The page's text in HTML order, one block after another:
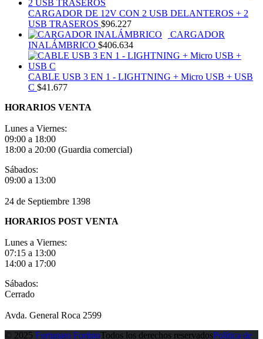
CARGADOR DE 12V CON 2 USB DELANTEROS + 2
USB TRASEROS $96.227
CARGADOR
INALÁMBRICO $406.634
CABLE USB 3 EN 1 - LIGHTNING + Micro USB + USB
C $41.677
HORARIOS VENTA
Lunes a Viernes:
09:00 a 18:00
18:00 a 20:00 (Guardia comercial)
Sábados:
09:00 a 13:00
24 de Septiembre 1398
HORARIOS POST VENTA
Lunes a Viernes:
07:15 a 13:00
14:00 a 17:00
Sábados:
Cerrado
Avda. General Roca 2599
© 2025 Fortunato FortinoTodos los derechos reservadosPolítica de